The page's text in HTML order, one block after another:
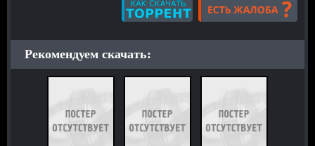
Рекомендуем скачать: